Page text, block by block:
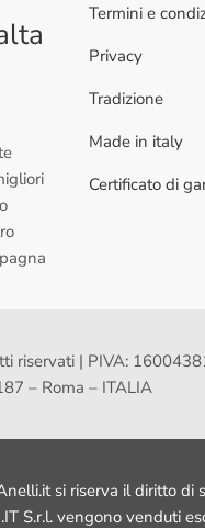
Termini e
Privacy
Tradizione
Made in italy
Certificato di
riservati | PIVA:
– Roma – ITALIA
si riserva il diritto di
S.r.l. vengono venduti